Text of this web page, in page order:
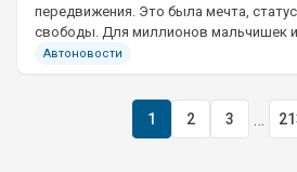
передвижения. Это была мечта,
свободы. Для миллионов мальчишек
культовыми были чехословацкие
Автоновости
1 2 3